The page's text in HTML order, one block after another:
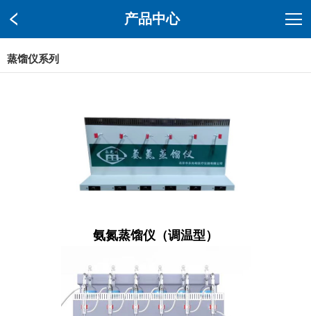
产品中心
蒸馏仪系列
氨氮蒸馏仪（调温型）